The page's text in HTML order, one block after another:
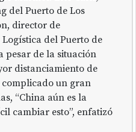
del Puerto de Los
director de
del Puerto de
pesar de la situación
distanciamiento de
complicado un gran
“China aún es la
cambiar esto”, enfatizó